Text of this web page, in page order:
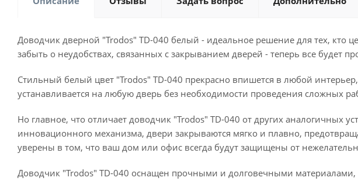
Доводчик дверной "Trodos" TD-040 белый - идеальное решение для тех, кто
забыть о неудобствах, связанных с закрыванием дверей - теперь все будет
Стильный белый цвет "Trodos" TD-040 прекрасно впишется в любой
устанавливается на любую дверь без необходимости проведения сложных
Но главное, что отличает доводчик "Trodos" TD-040 от других аналогичных
инновационного механизма, двери закрываются мягко и плавно,
уверены в том, что ваш дом или офис всегда будут защищены от
Доводчик "Trodos" TD-040 оснащен прочными и долговечными материалами,